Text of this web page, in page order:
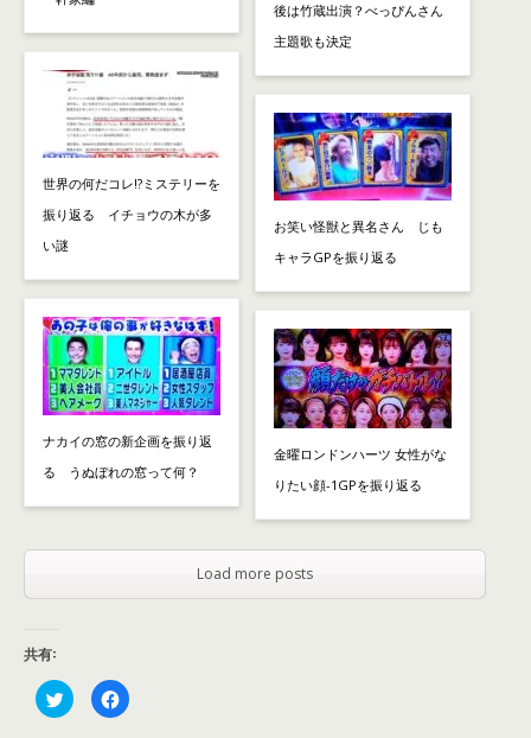
世界の何だコレ!?ミステリーを
振り返る イチョウの木が多
い謎
ナカイの窓の新企画を振り返
る うぬぼれの窓って何？
後は竹蔵出演？べっぴんさん
主題歌も決定
お笑い怪獣と異名さん じも
キャラGPを振り返る
金曜ロンドンハーツ 女性がな
りたい顔-1GPを振り返る
Load more posts
共有:
ク
リ
F
a